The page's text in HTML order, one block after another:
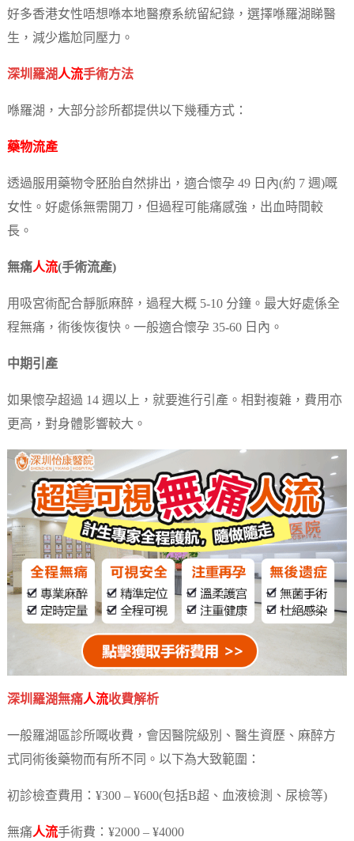
好多香港女性唔想喺本地醫療系統留紀錄，選擇喺羅湖睇醫
生，減少尷尬同壓力。
深圳羅湖人流手術方法
喺羅湖，大部分診所都提供以下幾種方式：
藥物流產
透過服用藥物令胚胎自然排出，適合懷孕 49 日內(約 7 週)嘅
女性。好處係無需開刀，但過程可能痛感強，出血時間較
長。
無痛人流(手術流產)
用吸宮術配合靜脈麻醉，過程大概 5-10 分鐘。最大好處係全
程無痛，術後恢復快。一般適合懷孕 35-60 日內。
中期引產
如果懷孕超過 14 週以上，就要進行引產。相對複雜，費用亦
更高，對身體影響較大。
深圳羅湖無痛人流收費解析
一般羅湖區診所嘅收費，會因醫院級別、醫生資歷、麻醉方
式同術後藥物而有所不同。以下為大致範圍：
初診檢查費用：¥300 – ¥600(包括B超、血液檢測、尿檢等)
無痛人流手術費：¥2000 – ¥4000